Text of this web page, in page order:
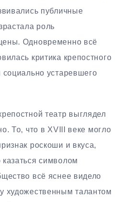
публичные
роль
Одновременно всё
критика крепостного
устаревшего
театр выглядел
То, что в XVIII веке могло
роскоши и вкуса,
символом
всё яснее видело
художественным талантом